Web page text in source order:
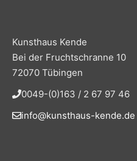
Kunsthaus Kende
Bei der Fruchtschranne 10
72070 Tübingen
0049-(0)163 / 2 67 97 46
info@kunsthaus-kende.de